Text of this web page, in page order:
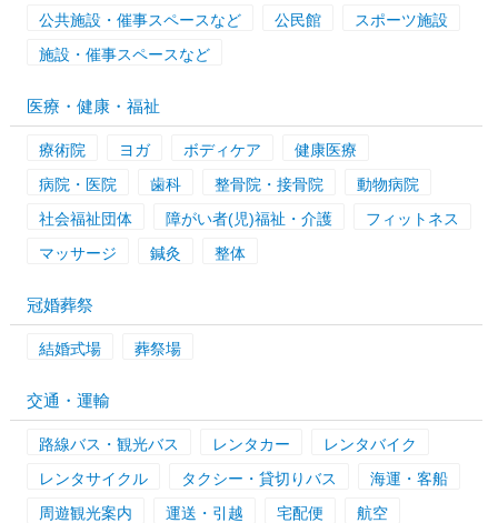
公共施設・催事スペースなど
公民館
スポーツ施設
施設・催事スペースなど
医療・健康・福祉
療術院 ヨガ ボディケア
健康医療
病院・医院
歯科 整骨院・接骨院
動物病院
社会福祉団体
障がい者(児)福祉・介護
フィットネス
マッサージ
鍼灸 整体
冠婚葬祭
結婚式場 葬祭場
交通・運輸
路線バス・観光バス レンタカー
レンタバイク
レンタサイクル
タクシー・貸切りバス
海運・客船
周遊観光案内
運送・引越 宅配便
航空